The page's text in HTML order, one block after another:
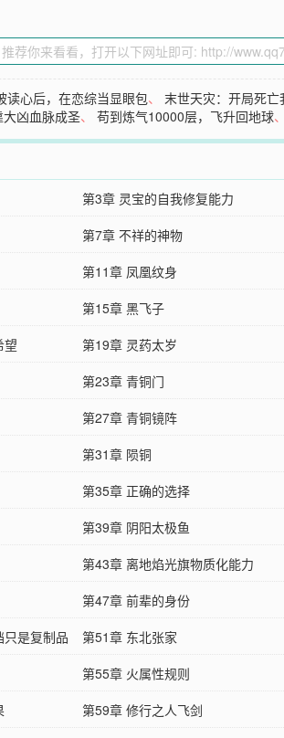
读心后，在恋综当显眼包、末世天灾：开局死亡
凶血脉成圣、苟到炼气10000层，飞升回地球、
第3章 灵宝的自我修复能力
第7章 不祥的神物
第11章 凤凰纹身
第15章 黑飞子
望 第19章 灵药太岁
第23章 青铜门
第27章 青铜镜阵
第31章 陨铜
第35章 正确的选择
第39章 阴阳太极鱼
第43章 离地焰光旗物质化能力
第47章 前辈的身份
是复制品 第51章 东北张家
第55章 火属性规则
第59章 修行之人飞剑